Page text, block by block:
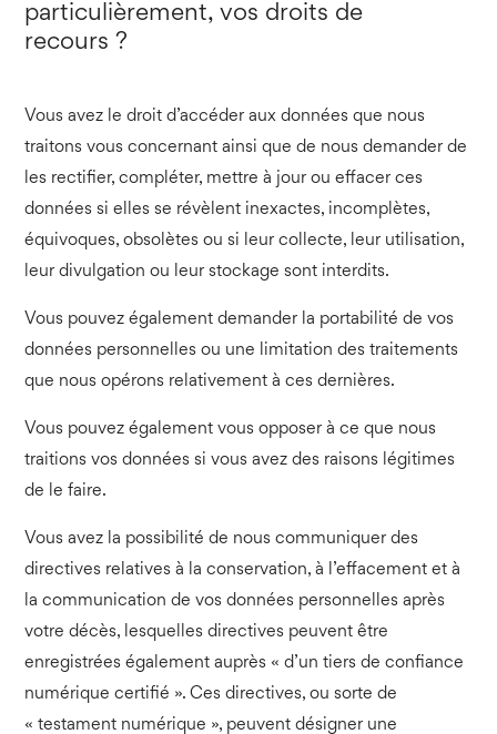
particulièrement, vos droits de
recours ?
Vous avez le droit d’accéder aux données que nous
traitons vous concernant ainsi que de nous demander de
les rectifier, compléter, mettre à jour ou effacer ces
données si elles se révèlent inexactes, incomplètes,
équivoques, obsolètes ou si leur collecte, leur utilisation,
leur divulgation ou leur stockage sont interdits.
Vous pouvez également demander la portabilité de vos
données personnelles ou une limitation des traitements
que nous opérons relativement à ces dernières.
Vous pouvez également vous opposer à ce que nous
traitions vos données si vous avez des raisons légitimes
de le faire.
Vous avez la possibilité de nous communiquer des
directives relatives à la conservation, à l’effacement et à
la communication de vos données personnelles après
votre décès, lesquelles directives peuvent être
enregistrées également auprès « d’un tiers de confiance
numérique certifié ». Ces directives, ou sorte de
« testament numérique », peuvent désigner une